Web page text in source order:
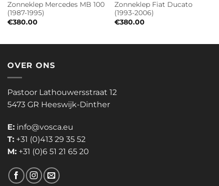
Zonneklep Mercedes MB 100
(1987-1995)
€380.00
Zonneklep Fiat Ducato
(1993-2006)
€380.00
OVER ONS
Pastoor Lathouwersstraat 12
5473 GR Heeswijk-Dinther
E: info@vosca.eu
T: +31 (0)413 29 35 52
M: +31 (0)6 51 21 65 20